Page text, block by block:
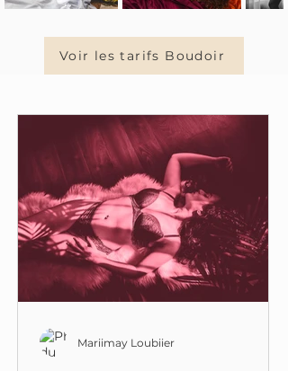
Voir les tarifs Boudoir
Mariimay Loubiier